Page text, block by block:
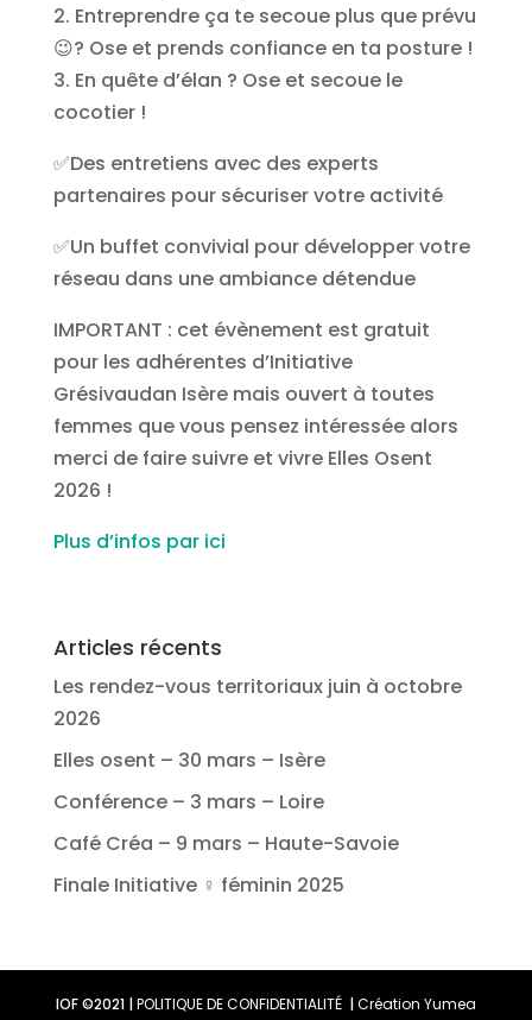
2. Entreprendre ça te secoue plus que prévu
😉? Ose et prends confiance en ta posture !
3. En quête d’élan ? Ose et secoue le
cocotier !
✅Des entretiens avec des experts
partenaires pour sécuriser votre activité
✅Un buffet convivial pour développer votre
réseau dans une ambiance détendue
IMPORTANT : cet évènement est gratuit
pour les adhérentes d’Initiative
Grésivaudan Isère mais ouvert à toutes
femmes que vous pensez intéressée alors
merci de faire suivre et vivre Elles Osent
2026 !
Plus d’infos par ici
Articles récents
Les rendez-vous territoriaux juin à octobre
2026
Elles osent – 30 mars – Isère
Conférence – 3 mars – Loire
Café Créa – 9 mars – Haute-Savoie
Finale Initiative ♀ féminin 2025
IOF ©2021 |POLITIQUE DE CONFIDENTIALITÉ |Création Yumea